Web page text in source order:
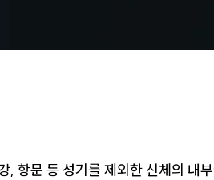
, 항문 등 성기를 제외한 신체의 내